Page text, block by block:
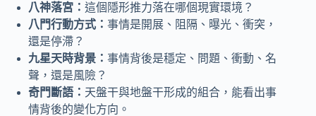
八神落宮： 這個隱形推力落在哪個現實環境？
八門行動方式： 事情是開展、阻隔、曝光、衝突，
還是停滯？
九星天時背景： 事情背後是穩定、問題、衝動、名
聲，還是風險？
奇門斷語： 天盤干與地盤干形成的組合，能看出事
情背後的變化方向。